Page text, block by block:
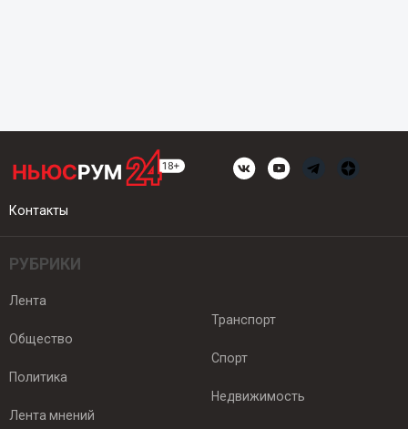
Контакты
РУБРИКИ
Лента
Общество
Политика
Лента мнений
Транспорт
Спорт
Недвижимость